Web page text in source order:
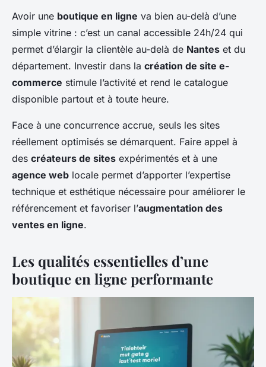
Avoir une boutique en ligne va bien au-delà d’une
simple vitrine : c’est un canal accessible 24h/24 qui
permet d’élargir la clientèle au-delà de Nantes et du
département. Investir dans la création de site e-
commerce stimule l’activité et rend le catalogue
disponible partout et à toute heure.
Face à une concurrence accrue, seuls les sites
réellement optimisés se démarquent. Faire appel à
des créateurs de sites expérimentés et à une
agence web locale permet d’apporter l’expertise
technique et esthétique nécessaire pour améliorer le
référencement et favoriser l’augmentation des
ventes en ligne.
Les qualités essentielles d’une
boutique en ligne performante